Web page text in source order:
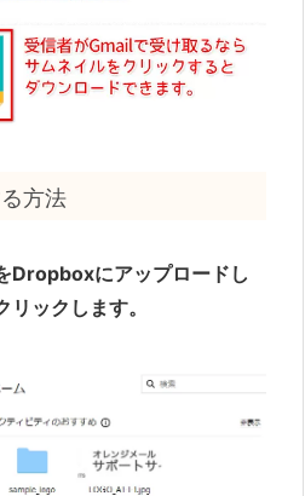
方法
Dropboxにアップロードし
ックします。